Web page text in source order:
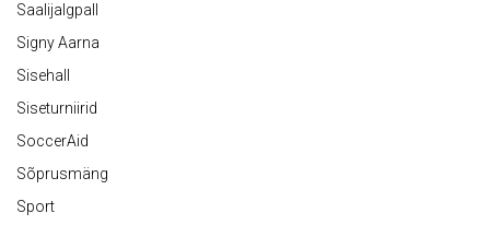
Saalijalgpall
Signy Aarna
Sisehall
Siseturniirid
SoccerAid
Sõprusmäng
Sport